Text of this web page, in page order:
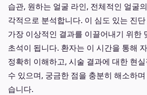
습관, 원하는 얼굴 라인, 전체적인 얼굴
각적으로 분석합니다. 이 심도 있는 진
가장 이상적인 결과를 이끌어내기 위한
초석이 됩니다. 환자는 이 시간을 통해
정확히 이해하고, 시술 결과에 대한 현
수 있으며, 궁금한 점을 충분히 해소하
습니다.